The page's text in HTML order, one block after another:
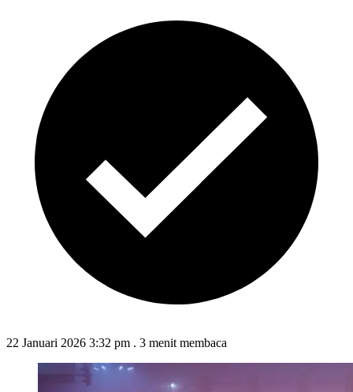
22 Januari 2026 3:32 pm . 3 menit membaca